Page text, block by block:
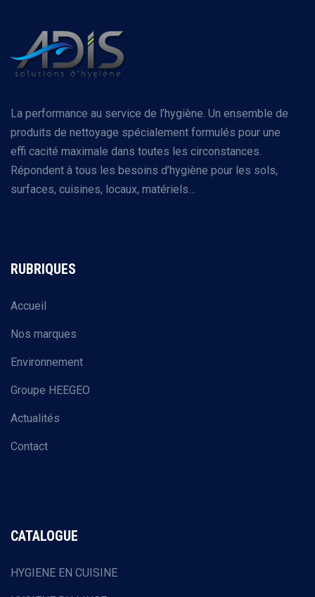
La performance au service de l’hygiène. Un ensemble de
produits de nettoyage spécialement formulés pour une
effi cacité maximale dans toutes les circonstances.
Répondent à tous les besoins d’hygiène pour les sols,
surfaces, cuisines, locaux, matériels…
RUBRIQUES
Accueil
Nos marques
Environnement
Groupe HEEGEO
Actualités
Contact
CATALOGUE
HYGIENE EN CUISINE